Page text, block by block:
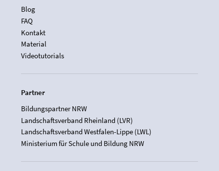
Blog
FAQ
Kontakt
Material
Videotutorials
Partner
Bildungspartner NRW
Landschaftsverband Rheinland (LVR)
Landschaftsverband Westfalen-Lippe (LWL)
Ministerium für Schule und Bildung NRW